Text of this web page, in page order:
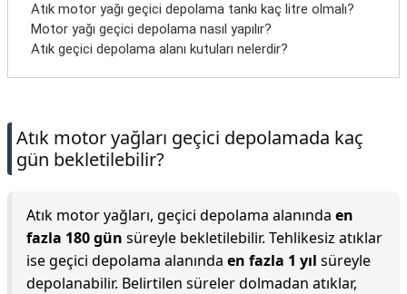
Atık motor yağı geçici depolama tankı kaç litre olmalı?
Motor yağı geçici depolama nasıl yapılır?
Atık geçici depolama alanı kutuları nelerdir?
Atık motor yağları geçici depolamada kaç
gün bekletilebilir?
Atık motor yağları, geçici depolama alanında en
fazla 180 gün süreyle bekletilebilir. Tehlikesiz atıklar
ise geçici depolama alanında en fazla 1 yıl süreyle
depolanabilir. Belirtilen süreler dolmadan atıklar,